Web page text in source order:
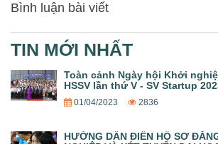
Bình luận bài viết
TIN MỚI NHẤT
Toàn cảnh Ngày hội Khởi
HSSV lần thứ V - SV Startup
01/04/2023 2836
HƯỚNG DẪN ĐIỀN HỒ SƠ ĐĂNG KÝ THI TỐT